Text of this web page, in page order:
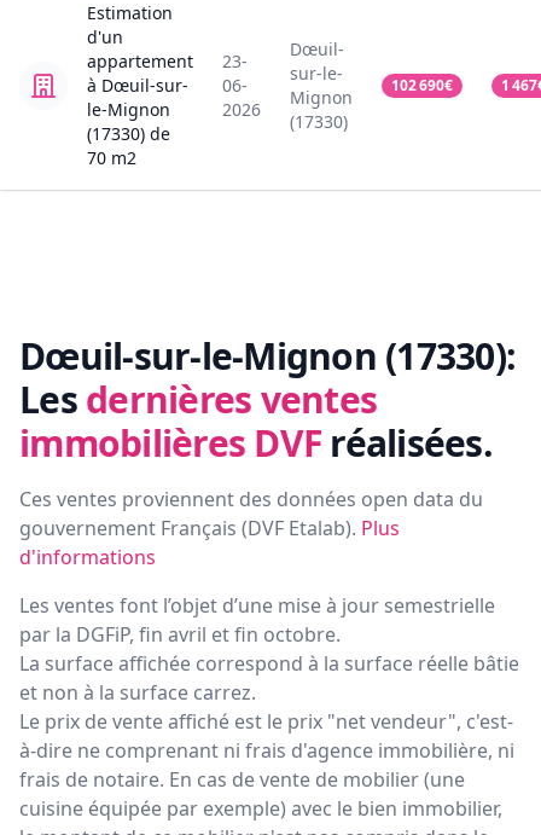
Estimation
d'un
appartement
à Dœuil-sur-
le-Mignon
(17330) de
70 m2
23-
06-
2026
Dœuil-
sur-le-
Mignon
(17330)
102 690€ 1 467
Dœuil-sur-le-Mignon (17330):
Les dernières ventes
immobilières DVF réalisées.
Ces ventes proviennent des données open data du
gouvernement Français (DVF Etalab). Plus
d'informations
Les ventes font l’objet d’une mise à jour semestrielle
par la DGFiP, fin avril et fin octobre.
La surface affichée correspond à la surface réelle bâtie
et non à la surface carrez.
Le prix de vente affiché est le prix "net vendeur", c'est-
à-dire ne comprenant ni frais d'agence immobilière, ni
frais de notaire. En cas de vente de mobilier (une
cuisine équipée par exemple) avec le bien immobilier,